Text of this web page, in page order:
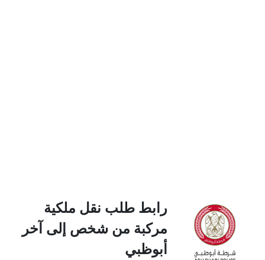
رابط طلب نقل ملكية
مركبة من شخص إلى آخر
أبوظبي